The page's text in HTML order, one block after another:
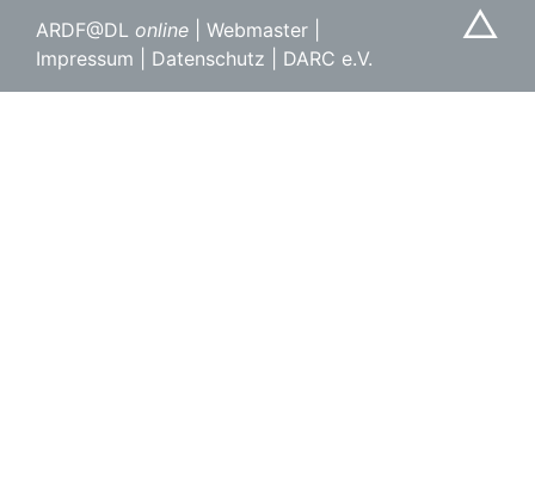
△
ARDF@DL online Webmaster
Impressum
Datenschutz DARC e.V.